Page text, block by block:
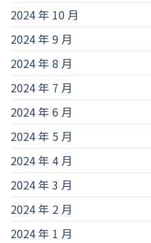
2024 年 10 月
2024 年 9 月
2024 年 8 月
2024 年 7 月
2024 年 6 月
2024 年 5 月
2024 年 4 月
2024 年 3 月
2024 年 2 月
2024 年 1 月